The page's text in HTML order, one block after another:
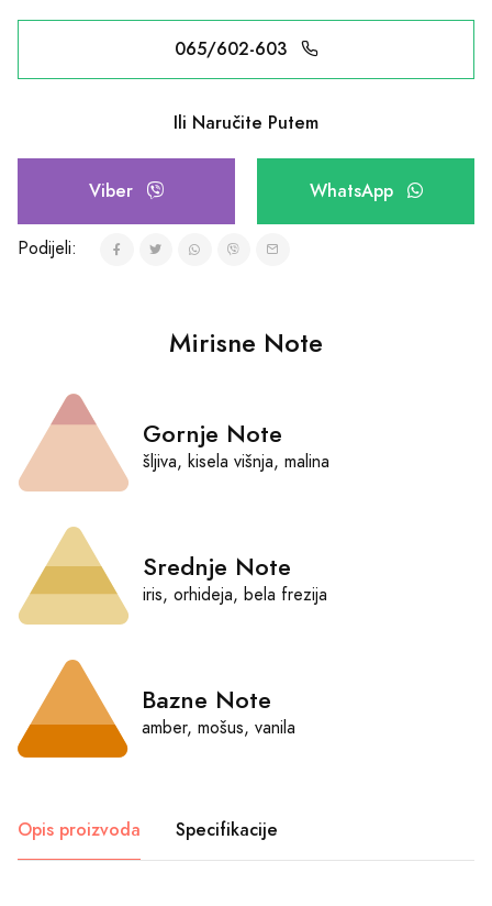
065/602-603
Ili Naručite Putem
Viber WhatsApp
Podijeli:
Mirisne Note
Gornje Note
šljiva, kisela višnja, malina
Srednje Note
iris, orhideja, bela frezija
Bazne Note
amber, mošus, vanila
Opis proizvoda Specifikacije